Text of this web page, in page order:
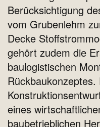
Berücksichtigung
vom Grubenlehm
Decke
gehört zudem die
baulogistischen
eines
baubetrieblichen